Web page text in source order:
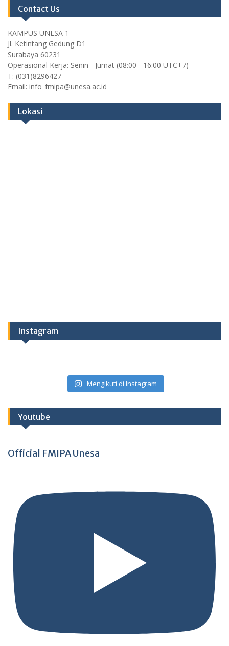
Contact Us
KAMPUS UNESA 1
Jl. Ketintang Gedung D1
Surabaya 60231
Operasional Kerja: Senin - Jumat (08:00 - 16:00 UTC+7)
T: (031)8296427
Email: info_fmipa@unesa.ac.id
Lokasi
Instagram
Mengikuti di Instagram
Youtube
Official FMIPA Unesa